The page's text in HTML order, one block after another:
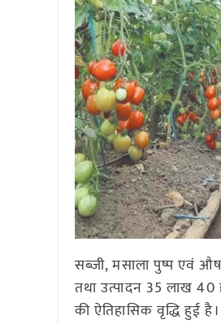
सब्जी, मसाला पुष्प एवं
तथा उत्पादन 35 लाख 40
की ऐतिहासिक वृद्धि हुई